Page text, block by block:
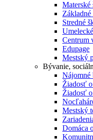
Materské
Základné
Stredné
Centrum
Edupage
Mestský
Bývanie,
Nájomné
Žiadosť
Žiadosť
Mestský
Domáca